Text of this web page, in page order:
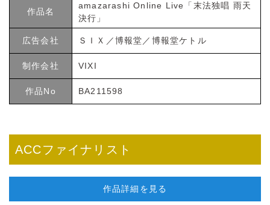
作品名
amazarashi Online Live「末法独唱 雨天
決行」
広告会社 ＳＩＸ／博報堂／博報堂ケトル
制作会社 VIXI
作品No BA211598
ACCファイナリスト
作品詳細を見る